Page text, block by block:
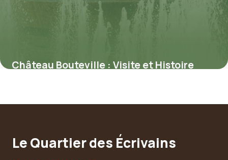
Château Bouteville : Visite et Histoire
Le Quartier des Écrivains